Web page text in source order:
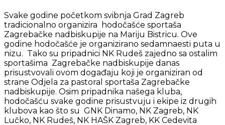
Svake godine početkom svibnja Grad Zagreb
tradicionalno organizira hodočašće sportaša
Zagrebačke nadbiskupije na Mariju Bistricu. Ove
godine hodočašće je organizirano sedamnaesti puta u
nizu. Tako su pripadnici NK Rudeš zajedno sa ostalim
sportašima Zagrebačke nadbiskupije danas
prisustvovali ovom događaju koji je organiziran od
strane Odjela za pastoral sportaša Zagrebačke
nadbiskupije. Osim pripadnika našega kluba,
hodočašću svake godine prisustvuju i ekipe iz drugih
klubova kao što su GNK Dinamo, NK Zagreb, NK
Lučko, NK Rudeš, NK HAŠK Zagreb, KK Cedevita